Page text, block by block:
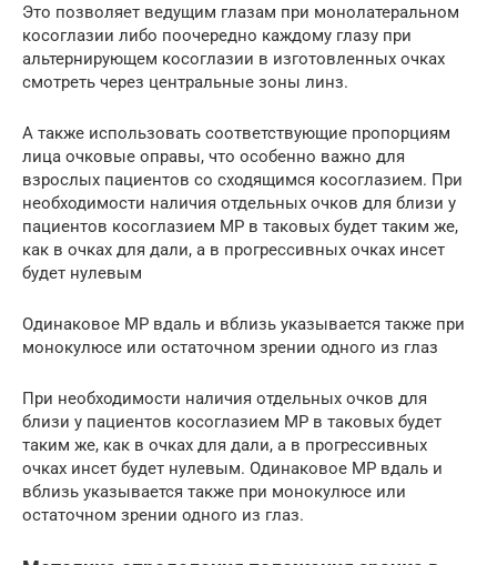
Это позволяет ведущим глазам при монолатеральном
косоглазии либо поочередно каждому глазу при
альтернирующем косоглазии в изготовленных очках
смотреть через центральные зоны линз.
А также использовать соответствующие пропорциям
лица очковые оправы, что особенно важно для
взрослых пациентов со сходящимся косоглазием. При
необходимости наличия отдельных очков для близи у
пациентов косоглазием МР в таковых будет таким же,
как в очках для дали, а в прогрессивных очках инсет
будет нулевым
Одинаковое МР вдаль и вблизь указывается также при
монокулюсе или остаточном зрении одного из глаз
При необходимости наличия отдельных очков для
близи у пациентов косоглазием МР в таковых будет
таким же, как в очках для дали, а в прогрессивных
очках инсет будет нулевым. Одинаковое МР вдаль и
вблизь указывается также при монокулюсе или
остаточном зрении одного из глаз.